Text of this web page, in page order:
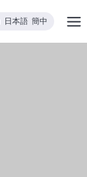
日本語 簡中